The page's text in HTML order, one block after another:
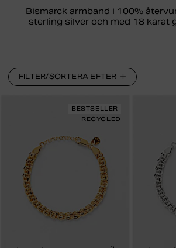
Bismarck armband i 100%
sterling silver och med 18 karat
FILTER/SORTERA EFTER
BESTSELLER
RECYCLED